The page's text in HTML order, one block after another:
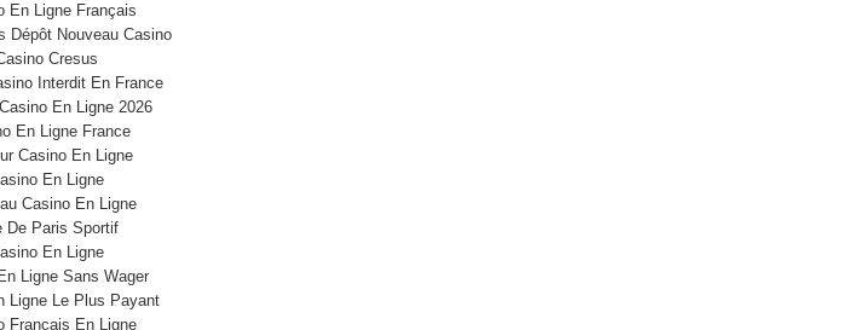
En Ligne Français
Dépôt Nouveau Casino
Cresus
Interdit En France
En Ligne 2026
En Ligne France
Casino En Ligne
En Ligne
Casino En Ligne
De Paris Sportif
En Ligne
Ligne Sans Wager
Ligne Le Plus Payant
Francais En Ligne